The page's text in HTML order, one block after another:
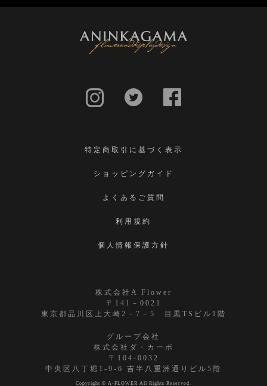
特定商取引に基づく表示
ショッピングガイド
よくあるご質問
利用規約
個人情報保護方針
株式会社A Flower
〒141－0021
東京都品川区上大崎2－7－5 目黒TSビル1階
グループ会社
株式会社ダ・カーポ
〒104-0032
中央区八丁堀1-9-6 吉半八重洲通りビル5階
Copyright © A-FLOWER All Rights Reserved.